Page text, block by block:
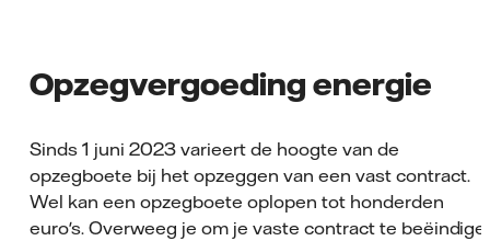
Opzegvergoeding energie
Sinds 1 juni 2023 varieert de hoogte van de
opzegboete bij het opzeggen van een vast contract.
Wel kan een opzegboete oplopen tot honderden
euro's. Overweeg je om je vaste contract te